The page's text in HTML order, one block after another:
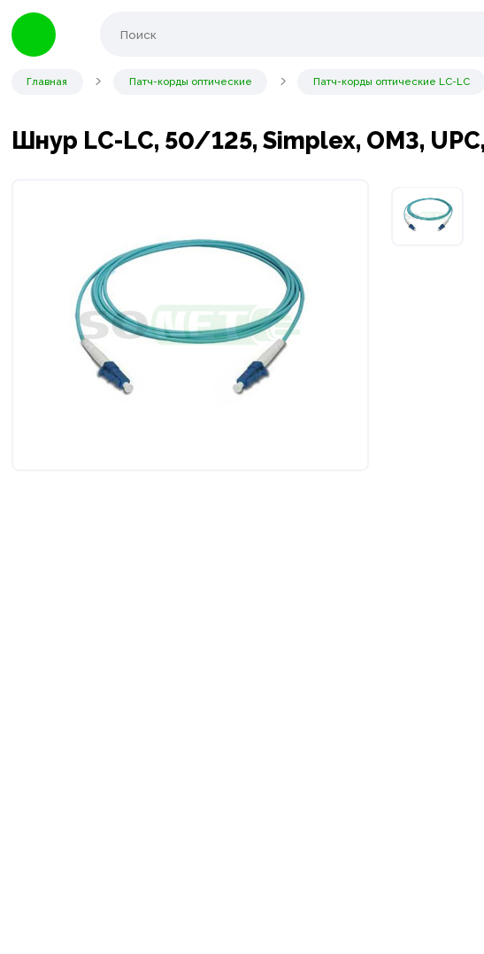
Главная Патч-корды оптические Патч-корды оптические LC-LC
Шнур LC-LC, 50/125, Simplex, OM3,